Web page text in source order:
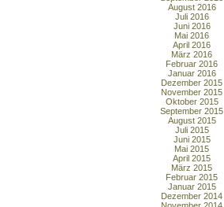
August 2016
Juli 2016
Juni 2016
Mai 2016
April 2016
März 2016
Februar 2016
Januar 2016
Dezember 2015
November 2015
Oktober 2015
September 2015
August 2015
Juli 2015
Juni 2015
Mai 2015
April 2015
März 2015
Februar 2015
Januar 2015
Dezember 2014